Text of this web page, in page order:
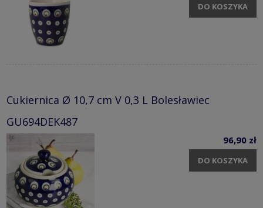
DO KOSZYKA
Cukiernica Ø 10,7 cm V 0,3 L Bolesławiec
GU694DEK487
96,90 zł
DO KOSZYKA